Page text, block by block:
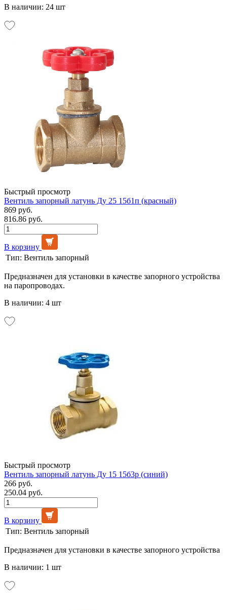
В наличии: 24 шт
Быстрый просмотр
Вентиль запорный латунь Ду 25 15б1п (красный)
869 руб.
816.86 руб.
В корзину
Тип: Вентиль запорный
Предназначен для установки в качестве запорного устройства
на паропроводах.
В наличии: 4 шт
Быстрый просмотр
Вентиль запорный латунь Ду 15 15б3р (синий)
266 руб.
250.04 руб.
В корзину
Тип: Вентиль запорный
Предназначен для установки в качестве запорного устройства
В наличии: 1 шт